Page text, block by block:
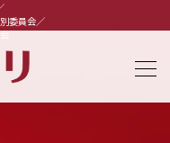
委員会／